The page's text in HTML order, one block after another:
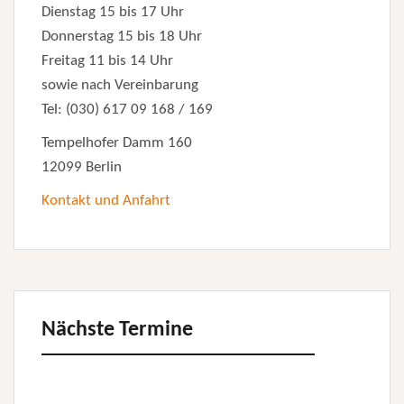
Dienstag 15 bis 17 Uhr
Donnerstag 15 bis 18 Uhr
Freitag 11 bis 14 Uhr
sowie nach Vereinbarung
Tel: (030) 617 09 168 / 169
Tempelhofer Damm 160
12099 Berlin
Kontakt und Anfahrt
Nächste Termine